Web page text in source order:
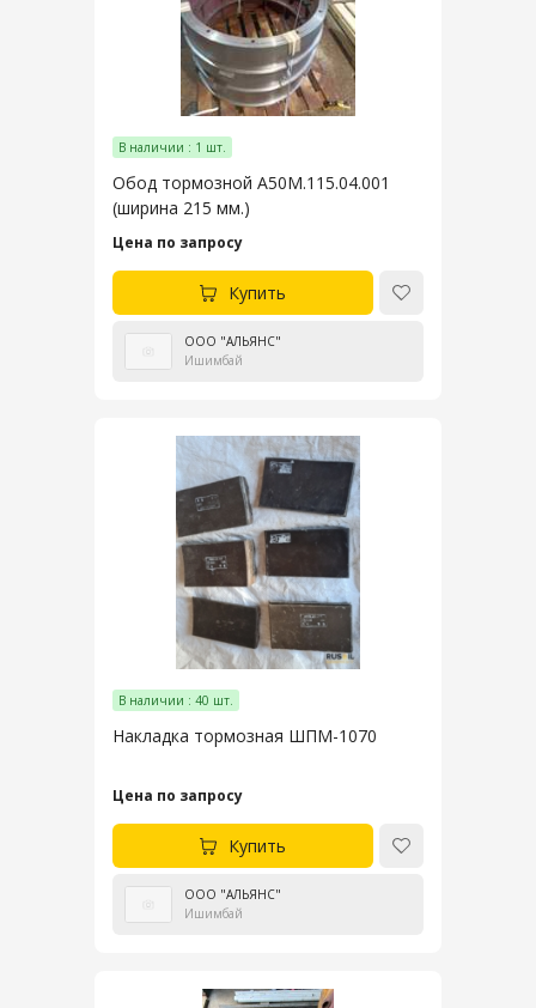
В наличии : 1 шт.
Обод тормозной А50М.115.04.001
(ширина 215 мм.)
Цена по запросу
Купить
ООО "АЛЬЯНС"
Ишимбай
В наличии : 40 шт.
Накладка тормозная ШПМ-1070
Цена по запросу
Купить
ООО "АЛЬЯНС"
Ишимбай